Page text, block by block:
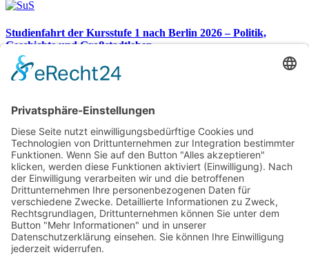
Studienfahrt der Kursstufe 1 nach Berlin 2026 – Politik,
Geschichte und Großstadtleben
Studienfahrt nach Berlin 2026
26.07.2026
Gesamtübersicht
Markgraf-Ludwig-Gymnasium
Hardstr. 2, 76530 Baden-Baden
Telefon:07221 932366
Telefax: 07221 932370
E-Mail:sekretariat@mlg-bad.de
Footer